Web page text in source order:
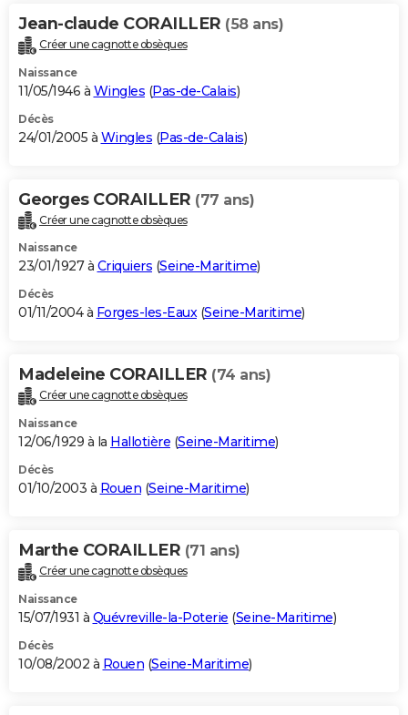
Jean-claude CORAILLER (58 ans)
Créer une cagnotte obsèques
Naissance
11/05/1946 à Wingles (Pas-de-Calais)
Décès
24/01/2005 à Wingles (Pas-de-Calais)
Georges CORAILLER (77 ans)
Créer une cagnotte obsèques
Naissance
23/01/1927 à Criquiers (Seine-Maritime)
Décès
01/11/2004 à Forges-les-Eaux(Seine-Maritime)
Madeleine CORAILLER (74 ans)
Créer une cagnotte obsèques
Naissance
12/06/1929 à la Hallotière (Seine-Maritime)
Décès
01/10/2003 à Rouen (Seine-Maritime)
Marthe CORAILLER (71 ans)
Créer une cagnotte obsèques
Naissance
15/07/1931 à Quévreville-la-Poterie (Seine-Maritime)
Décès
10/08/2002 à Rouen (Seine-Maritime)